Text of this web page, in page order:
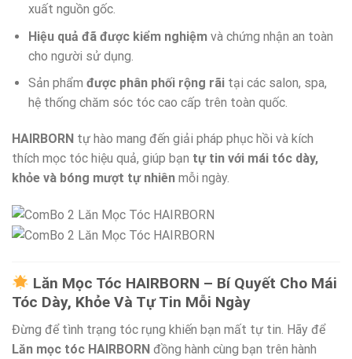
xuất nguồn gốc.
Hiệu quả đã được kiểm nghiệmvà chứng nhận an toàn
cho người sử dụng.
Sản phẩm được phân phối rộng rãitại các salon, spa,
hệ thống chăm sóc tóc cao cấp trên toàn quốc.
HAIRBORN tự hào mang đến giải pháp phục hồi và kích
thích mọc tóc hiệu quả, giúp bạn tự tin với mái tóc dày,
khỏe và bóng mượt tự nhiên mỗi ngày.
Lăn Mọc Tóc HAIRBORN – Bí Quyết Cho Mái
Tóc Dày, Khỏe Và Tự Tin Mỗi Ngày
Đừng để tình trạng tóc rụng khiến bạn mất tự tin. Hãy để
Lăn mọc tóc HAIRBORN đồng hành cùng bạn trên hành